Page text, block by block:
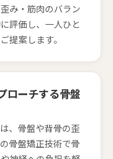
み・筋肉のバラン
評価し、一人ひと
提案します。
ローチする骨盤
、骨盤や背骨の歪
骨盤矯正技術で骨